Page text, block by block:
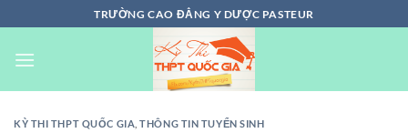
đến
nội
TRƯỜNG CAO ĐẲNG Y DƯỢC PASTEUR
KỲ THI THPT QUỐC GIA ,THÔNG TIN TUYỂN SINH